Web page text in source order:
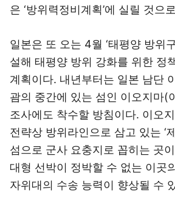
은 ‘방위력정비계획’에 실릴 것으
일본은 또 오는 4월 ‘태평양 방위
설해 태평양 방위 강화를 위한 정
계획이다. 내년부터는 일본 남단
괌의 중간에 있는 섬인 이오지마(
조사에도 착수할 방침이다. 이오
전략상 방위라인으로 삼고 있는 ‘
섬으로 군사 요충지로 꼽히는 곳
대형 선박이 정박할 수 없는 이곳
자위대의 수송 능력이 향상될 수